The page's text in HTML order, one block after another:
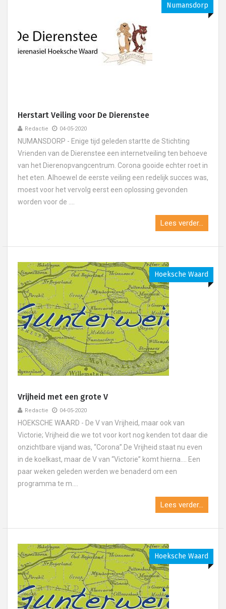
Numansdorp
Herstart Veiling voor De Dierenstee
Redactie 04-05-2020
NUMANSDORP - Enige tijd geleden startte de Stichting
Vrienden van de Dierenstee een internetveiling ten behoeve
van het Dierenopvangcentrum. Corona gooide echter roet in
het eten. Alhoewel de eerste veiling een redelijk succes was,
moest voor het vervolg eerst een oplossing gevonden
worden voor de ....
Lees verder...
Hoeksche Waard
Vrijheid met een grote V
Redactie 04-05-2020
HOEKSCHE WAARD - De V van Vrijheid, maar ook van
Victorie; Vrijheid die we tot voor kort nog kenden tot daar die
onzichtbare vijand was, “Corona”.De Vrijheid staat nu even
in de koelkast, maar de V van “Victorie” komt hierna…. Een
paar weken geleden werden we benaderd om een
programma te m....
Lees verder...
Hoeksche Waard